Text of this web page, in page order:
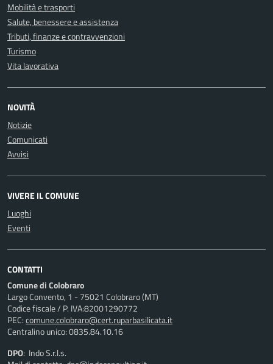
Mobilità e trasporti
Salute, benessere e assistenza
Tributi, finanze e contravvenzioni
Turismo
Vita lavorativa
NOVITÀ
Notizie
Comunicati
Avvisi
VIVERE IL COMUNE
Luoghi
Eventi
CONTATTI
Comune di Colobraro
Largo Convento, 1 - 75021 Colobraro (MT)
Codice fiscale / P. IVA:82001290772
PEC:comune.colobraro@cert.ruparbasilicata.it
Centralino unico: 0835.84.10.16
DPO: Indo S.r.l.s.